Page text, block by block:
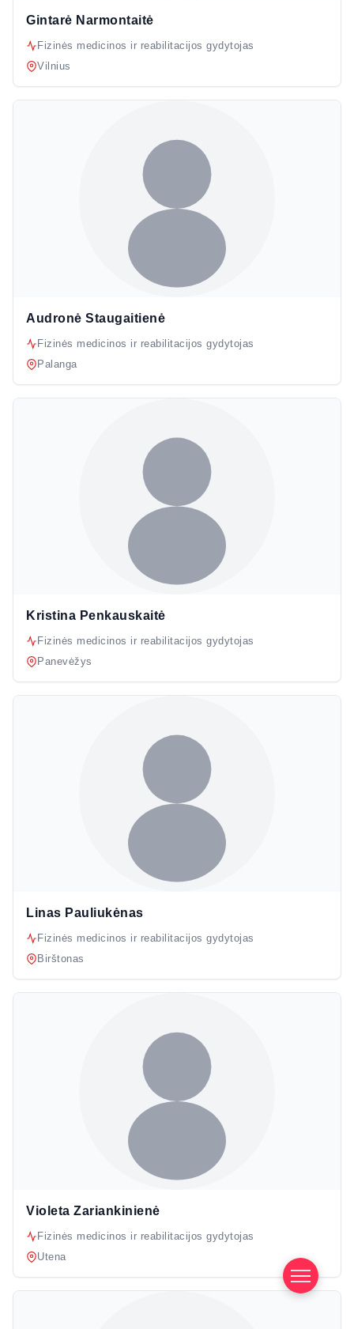
Gintarė Narmontaitė
Fizinės medicinos ir reabilitacijos gydytojas
Vilnius
Audronė Staugaitienė
Fizinės medicinos ir reabilitacijos gydytojas
Palanga
Kristina Penkauskaitė
Fizinės medicinos ir reabilitacijos gydytojas
Panevėžys
Linas Pauliukėnas
Fizinės medicinos ir reabilitacijos gydytojas
Birštonas
Violeta Zariankinienė
Fizinės medicinos ir reabilitacijos gydytojas
Utena